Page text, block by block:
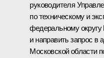
руководителя
по техническому и
федеральному
и направить запрос в
Московской области